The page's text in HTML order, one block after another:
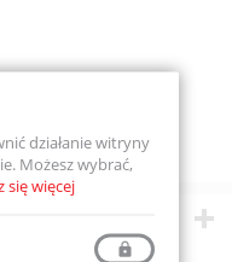
działanie witryny
Możesz wybrać,
się więcej